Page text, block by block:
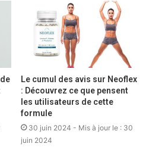
MAINTENANT !
complément
XR de
Le cumul des avis sur Neoflex
: Découvrez ce que pensent
les utilisateurs de cette
formule
30 juin 2024 - Mis à jour le : 30
juin 2024